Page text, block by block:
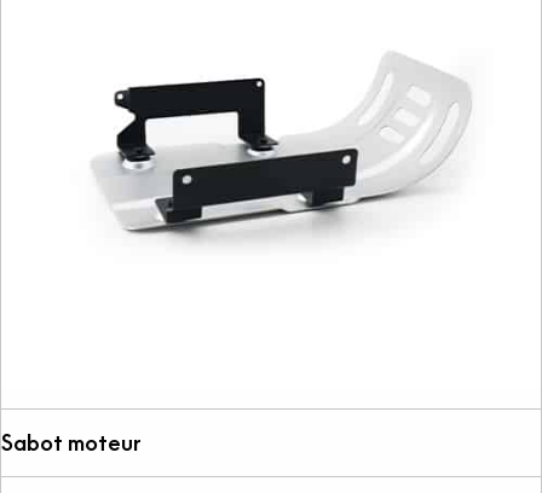
Sabot moteur